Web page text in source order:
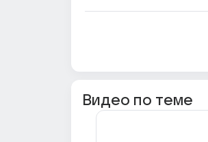
Видео по теме